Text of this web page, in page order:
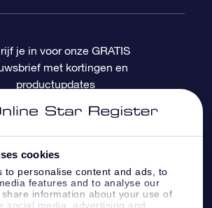
cookies
to personalise content and ads, to
features and to analyse our
information about your use of
social media, advertising and
sterrenpagina
Stars
Stars App
je in voor onze GRATIS
met kortingen en
productupdates